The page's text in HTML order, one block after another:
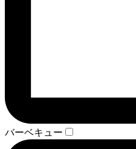
バーベキュー